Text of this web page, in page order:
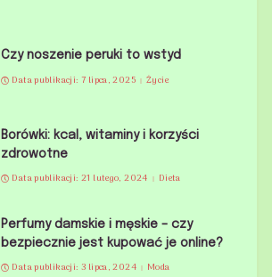
Czy noszenie peruki to wstyd
Data publikacji: 7 lipca, 2025 Życie
Borówki: kcal, witaminy i korzyści
zdrowotne
Data publikacji: 21 lutego, 2024 Dieta
Perfumy damskie i męskie – czy
bezpiecznie jest kupować je online?
Data publikacji: 3 lipca, 2024 Moda